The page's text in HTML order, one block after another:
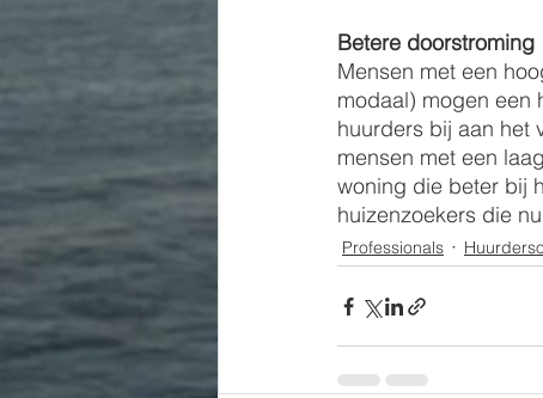
Betere doorstroming
Mensen met een
modaal) mogen een
huurders bij aan het
mensen met een
woning die beter bij
huizenzoekers die
Professionals